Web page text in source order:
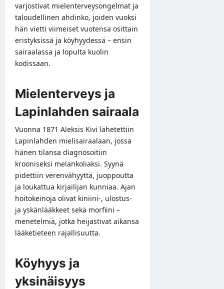
varjostivat mielenterveysongelmat ja
taloudellinen ahdinko, joiden vuoksi
hän vietti viimeiset vuotensa osittain
eristyksissä ja köyhyydessä – ensin
sairaalassa ja lopulta kuolin
kodissaan.
Mielenterveys ja
Lapinlahden sairaala
Vuonna 1871 Aleksis Kivi lähetettiin
Lapinlahden mielisairaalaan, jossa
hänen tilansa diagnosoitiin
krooniseksi melankoliaksi. Syynä
pidettiin verenvähyyttä, juoppoutta
ja loukattua kirjailijan kunniaa. Ajan
hoitokeinoja olivat kiniini-, ulostus-
ja yskänlääkkeet sekä morfiini –
menetelmiä, jotka heijastivat aikansa
lääketieteen rajallisuutta.
Köyhyys ja
yksinäisyys